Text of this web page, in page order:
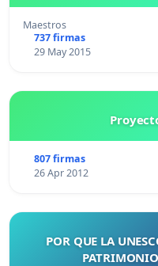
Maestros
737 firmas
29 May 2015
807 firmas
26 Apr 2012
POR QUE LA